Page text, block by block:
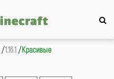
1.16.1 Красивые